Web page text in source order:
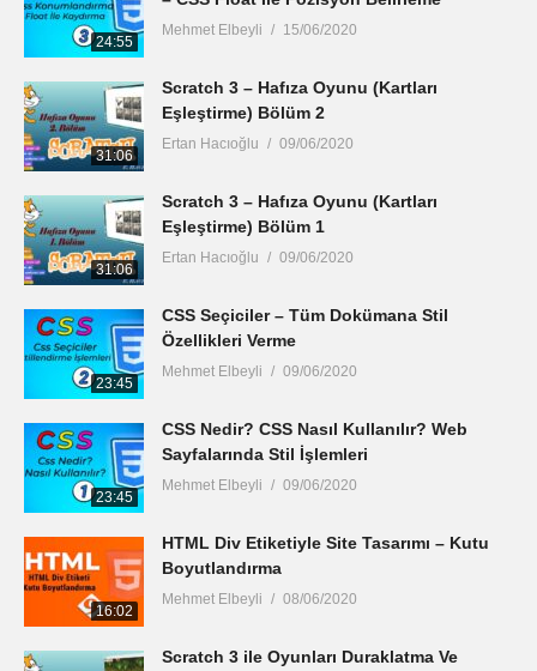
24:55
Mehmet Elbeyli 15/06/2020
31:06
Scratch 3 – Hafıza Oyunu (Kartları
Eşleştirme) Bölüm 2
Ertan Hacıoğlu 09/06/2020
31:06
Scratch 3 – Hafıza Oyunu (Kartları
Eşleştirme) Bölüm 1
Ertan Hacıoğlu 09/06/2020
23:45
CSS Seçiciler – Tüm Dokümana Stil
Özellikleri Verme
Mehmet Elbeyli 09/06/2020
23:45
CSS Nedir? CSS Nasıl Kullanılır? Web
Sayfalarında Stil İşlemleri
Mehmet Elbeyli 09/06/2020
16:02
HTML Div Etiketiyle Site Tasarımı – Kutu
Boyutlandırma
Mehmet Elbeyli 08/06/2020
Scratch 3 ile Oyunları Duraklatma Ve